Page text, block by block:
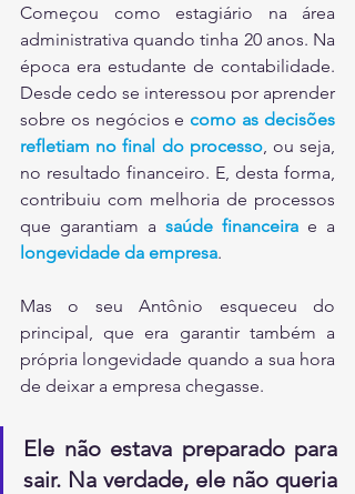
Começou como estagiário na área
administrativa quando tinha 20 anos. Na
época era estudante de contabilidade.
Desde cedo se interessou por aprender
sobre os negócios e como as decisões
refletiam no final do processo, ou seja,
no resultado financeiro. E, desta forma,
contribuiu com melhoria de processos
que garantiam a saúde financeira
longevidade da empresa.
Mas o seu Antônio esqueceu do
principal, que era garantir também a
própria longevidade quando a sua hora
de deixar a empresa chegasse.
Ele não estava preparado para
sair. Na verdade, ele não queria